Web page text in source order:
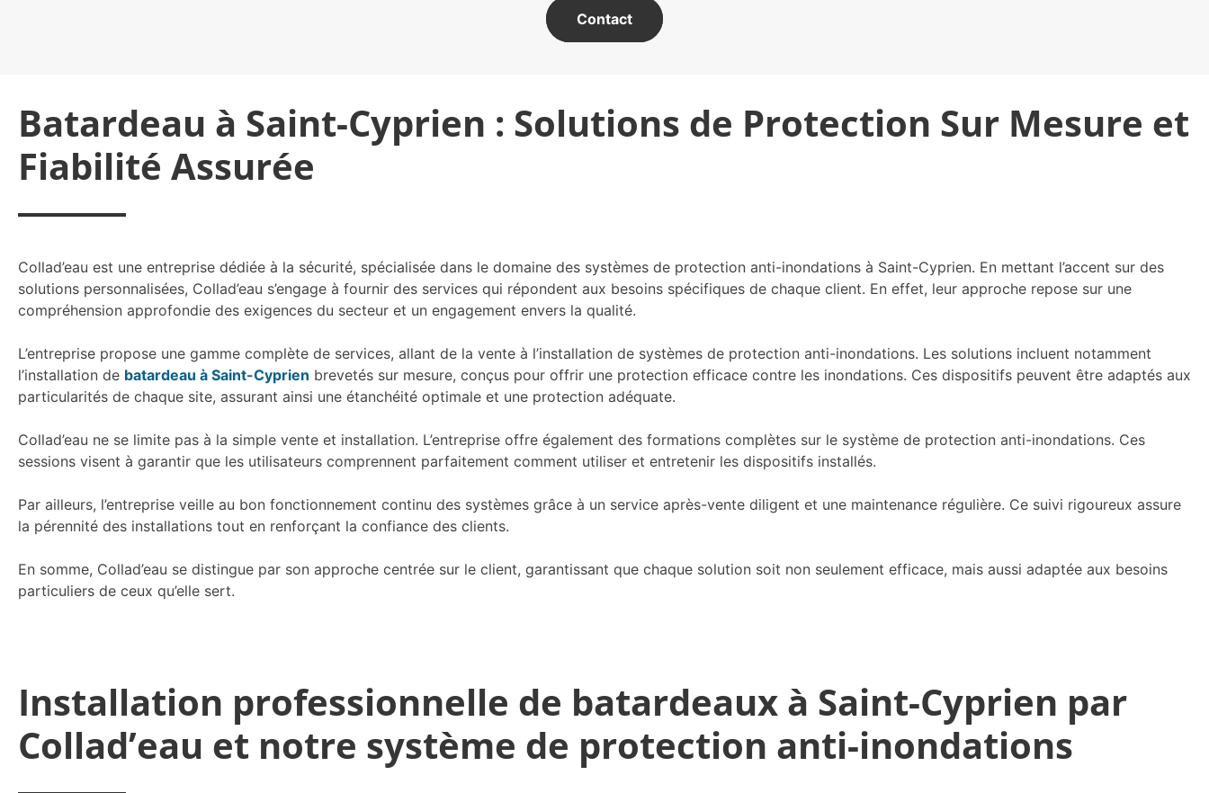
Contact
Batardeau à Saint-Cyprien : Solutions de Protection Sur Mesure et
Fiabilité Assurée
Collad’eau est une entreprise dédiée à la sécurité, spécialisée dans le domaine des systèmes de protection anti-inondations à Saint-Cyprien. En mettant l’accent sur des
solutions personnalisées, Collad’eau s’engage à fournir des services qui répondent aux besoins spécifiques de chaque client. En effet, leur approche repose sur une
compréhension approfondie des exigences du secteur et un engagement envers la qualité.
L’entreprise propose une gamme complète de services, allant de la vente à l’installation de systèmes de protection anti-inondations. Les solutions incluent notamment
l’installation de batardeau à Saint-Cyprien brevetés sur mesure, conçus pour offrir une protection efficace contre les inondations. Ces dispositifs peuvent être adaptés aux
particularités de chaque site, assurant ainsi une étanchéité optimale et une protection adéquate.
Collad’eau ne se limite pas à la simple vente et installation. L’entreprise offre également des formations complètes sur le système de protection anti-inondations. Ces
sessions visent à garantir que les utilisateurs comprennent parfaitement comment utiliser et entretenir les dispositifs installés.
Par ailleurs, l’entreprise veille au bon fonctionnement continu des systèmes grâce à un service après-vente diligent et une maintenance régulière. Ce suivi rigoureux assure
la pérennité des installations tout en renforçant la confiance des clients.
En somme, Collad’eau se distingue par son approche centrée sur le client, garantissant que chaque solution soit non seulement efficace, mais aussi adaptée aux besoins
particuliers de ceux qu’elle sert.
Installation professionnelle de batardeaux à Saint-Cyprien par
Collad’eau et notre système de protection anti-inondations